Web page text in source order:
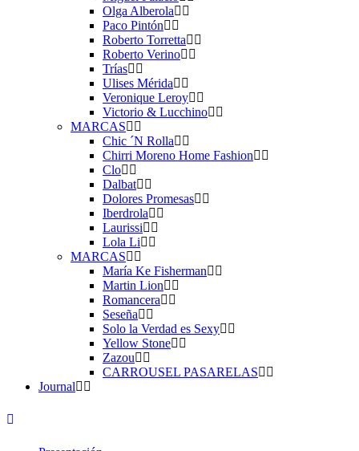
Olga Alberola
Paco Pintón
Roberto Torretta
Roberto Verino
Trías
Ulises Mérida
Veronique Leroy
Victorio & Lucchino
MARCAS
Chic ´N Rolla
Chirri Moreno Home Fashion
Clo
Dalbat
Dolores Promesas
Iberdrola
Laurissi
Lola Li
MARCAS
María Ke Fisherman
Martin Lion
Romancera
Seseña
Solo la Verdad es Sexy
Yellow Stone
Zazou
CARROUSEL PASARELAS
Journal